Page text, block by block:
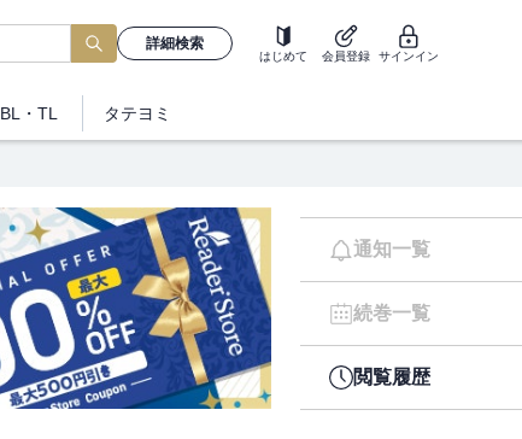
詳細検索
はじめて 会員登録 サインイン
BL・TL タテヨミ
通知一覧
続巻一覧
閲覧履歴